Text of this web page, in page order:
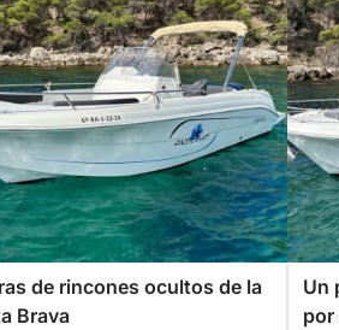
de rincones ocultos de la
Brava
Un
por